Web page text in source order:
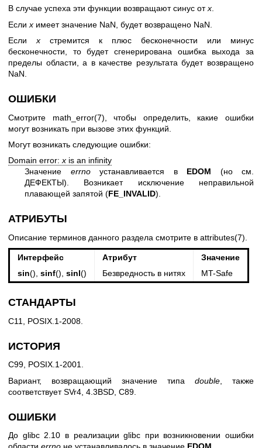
В случае успеха эти функции возвращают синус отx.
Если x имеет значение NaN, будет возвращено NaN.
Если x стремится к плюс бесконечности или минус
бесконечности, то будет сгенерирована ошибка выхода за
пределы области, а в качестве результата будет возвращено
NaN.
ОШИБКИ
Смотрите math_error(7) , чтобы определить, какие ошибки
могут возникать при вызове этих функций.
Могут возникать следующие ошибки:
Domain error:x is an infinity
Значение errnoустанавливается в EDOM (но см.
ДЕФЕКТЫ). Возникает исключение неправильной
плавающей запятой (FE_INVALID).
АТРИБУТЫ
Описание терминов данного раздела смотрите в attributes(7)
Интерфейс Атрибут
Значение
sin(), sinf(), sinl() Безвредность в нитях MT-Safe
СТАНДАРТЫ
C11, POSIX.1-2008.
ИСТОРИЯ
C99, POSIX.1-2001.
Вариант, возвращающий значение типа double , также
соответствует SVr4, 4.3BSD, C89.
ОШИБКИ
До glibc 2.10 в реализации glibc при возникновении ошибки